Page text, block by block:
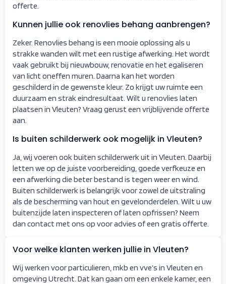
offerte.
Kunnen jullie ook renovlies behang aanbrengen?
Zeker. Renovlies behang is een mooie oplossing als u
strakke wanden wilt met een rustige afwerking. Het wordt
vaak gebruikt bij nieuwbouw, renovatie en het egaliseren
van licht oneffen muren. Daarna kan het worden
geschilderd in de gewenste kleur. Zo krijgt uw ruimte een
duurzaam en strak eindresultaat. Wilt u renovlies laten
plaatsen in Vleuten? Vraag gerust een vrijblijvende offerte
aan.
Is buiten schilderwerk ook mogelijk in Vleuten?
Ja, wij voeren ook buiten schilderwerk uit in Vleuten. Daarbij
letten we op de juiste voorbereiding, goede verfkeuze en
een afwerking die beter bestand is tegen weer en wind.
Buiten schilderwerk is belangrijk voor zowel de uitstraling
als de bescherming van hout en gevelonderdelen. Wilt u uw
buitenzijde laten inspecteren of laten opfrissen? Neem
dan contact met ons op voor advies of een gratis offerte.
Voor welke klanten werken jullie in Vleuten?
Wij werken voor particulieren, mkb en vve’s in Vleuten en
omgeving Utrecht. Dat kan gaan om een enkele kamer, een